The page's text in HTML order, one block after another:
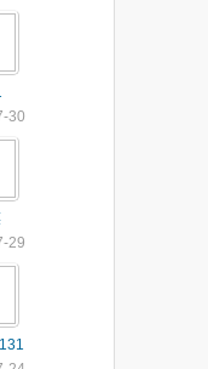
30
29